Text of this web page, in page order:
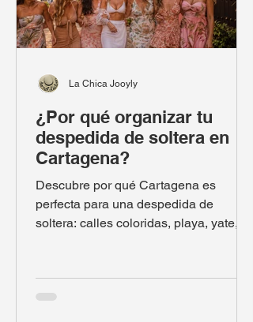
¿Por qué organizar tu
despedida de soltera en
Cartagena?
Descubre por qué Cartagena es
perfecta para una despedida de
soltera: calles coloridas, playa, yate,
La Chica Jooyly